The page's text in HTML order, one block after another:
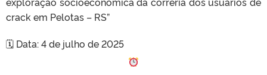
crack em Pelotas – RS”
🗓 Data: 4 de julho de 2025